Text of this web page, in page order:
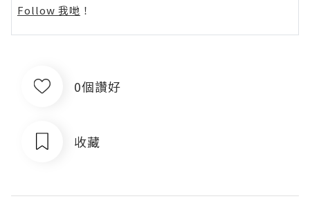
Follow 我哋 ！
0個讚好
收藏